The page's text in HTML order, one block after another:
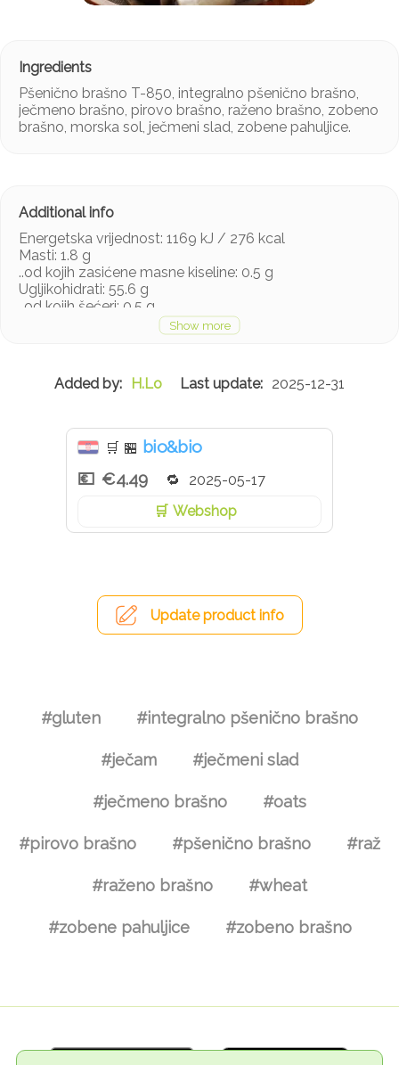
Pšenično brašno T-850, integralno pšenično brašno,
ječmeno brašno, pirovo brašno, raženo brašno, zobeno
brašno, morska sol, ječmeni slad, zobene pahuljice.
Energetska vrijednost: 1169 kJ / 276 kcal
Masti: 1.8 g
..od kojih zasićene masne kiseline: 0.5 g
Ugljikohidrati: 55.6 g
..od kojih šećeri: 0.5 g
Proizvod sadrži gluten.
H.Lo 2025-12-31
🛒 🏪 bio&bio
€4.49
2025-05-17
Webshop
Update product info
#gluten #integralno pšenično brašno
#ječam #ječmeni slad
#ječmeno brašno #oats
#pirovo brašno #pšenično brašno #raž
#raženo brašno #wheat
#zobene pahuljice #zobeno brašno